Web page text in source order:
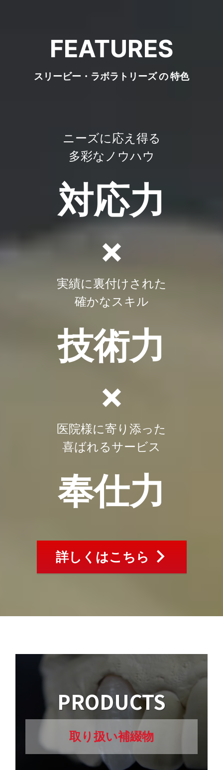
FEATURES
スリービー・ラボラトリーズ の 特色
ニーズに応え得る
多彩なノウハウ
対応力
×
実績に裏付けされた
確かなスキル
技術力
×
医院様に寄り添った
喜ばれるサービス
奉仕力
詳しくはこちら
PRODUCTS
取り扱い補綴物